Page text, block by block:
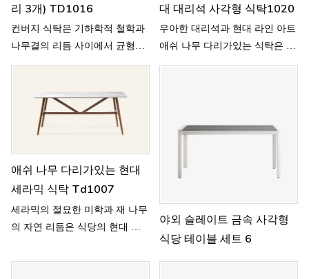
리 3개) TD1016
컨버지 식탁은 기하학적 철학과
나무결의 리듬 사이에서 균형을
이룹니다.
대 대리석 사각형 식탁1020
우아한 대리석과 현대 라인 아트
애쉬 나무 다리가있는 식탁은 중
립적 인 색상을 사용하여 합리성
애쉬 나무 다리가있는 현대
세라믹 식탁 Td1007
세라믹의 절묘한 미학과 재 나무
의 자연 리듬은 식당의 현대 기
니다.
야외 슬레이트 금속 사각형
식당 테이블 세트 6